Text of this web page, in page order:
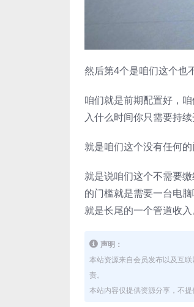
然后第4个是咱们这个也
咱们就是前期配置好，
入什么时间你只需要持
就是咱们这个没有任何
就是说咱们这个不需要
的门槛就是需要一台电
就是长尾的一个管道收入
声明：
本站资源来自会员发布以及互
责。
本站内容仅提供资源分享，不